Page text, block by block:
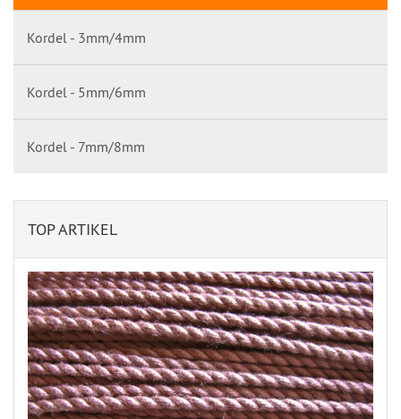
Kordel - 3mm/4mm
Kordel - 5mm/6mm
Kordel - 7mm/8mm
TOP ARTIKEL